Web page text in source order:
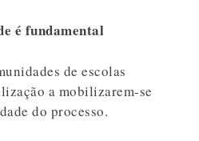
é fundamental
de escolas
a mobilizarem-se
do processo.